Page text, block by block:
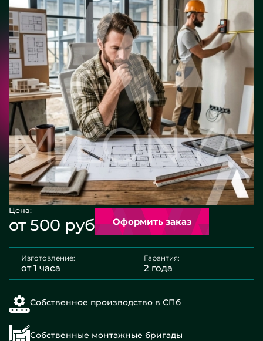
Цена:
от 500 руб Оформить заказ
Изготовление:
от 1 часа
Гарантия:
2 года
Собственное производство в СПб
Собственные монтажные бригады